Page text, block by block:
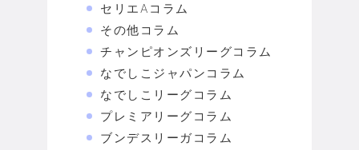
セリエAコラム
その他コラム
チャンピオンズリーグコラム
なでしこジャパンコラム
なでしこリーグコラム
プレミアリーグコラム
ブンデスリーガコラム